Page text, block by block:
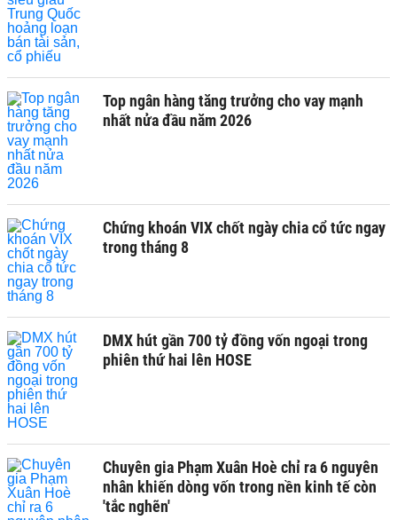
Top ngân hàng tăng trưởng cho vay mạnh
nhất nửa đầu năm 2026
Chứng khoán VIX chốt ngày chia cổ tức ngay
trong tháng 8
DMX hút gần 700 tỷ đồng vốn ngoại trong
phiên thứ hai lên HOSE
Chuyên gia Phạm Xuân Hoè chỉ ra 6 nguyên
nhân khiến dòng vốn trong nền kinh tế còn
'tắc nghẽn'